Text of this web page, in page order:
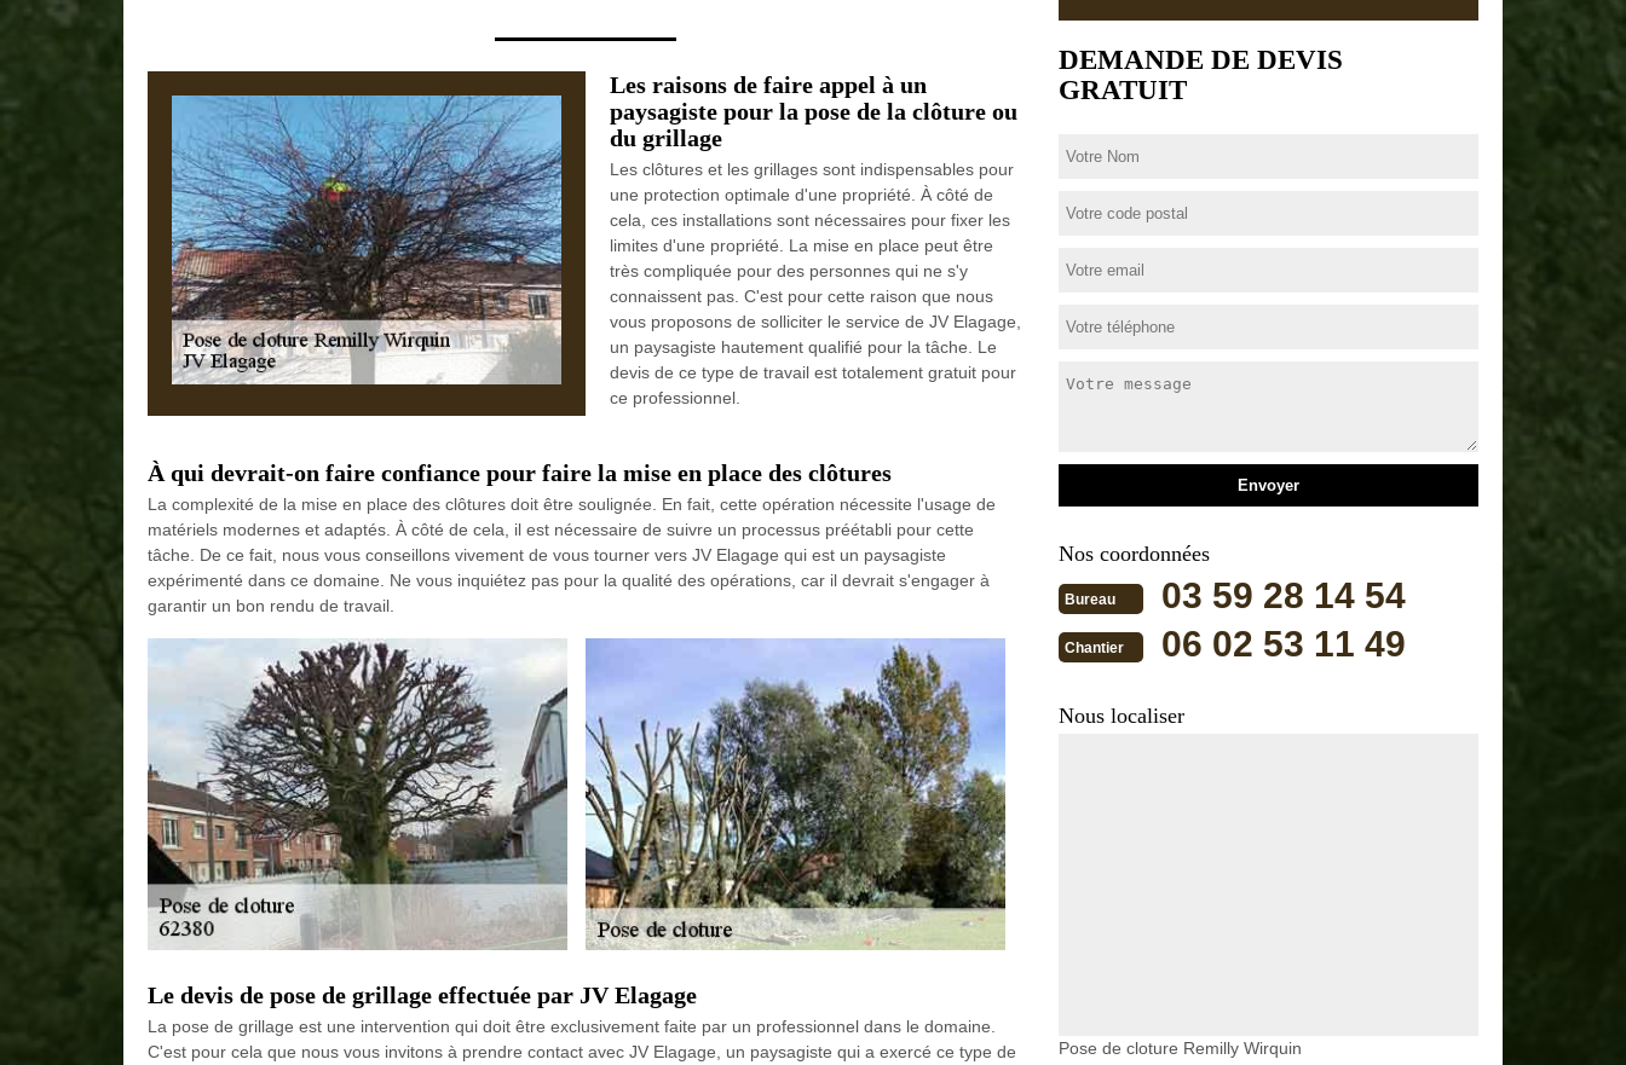
Les raisons de faire appel à un
paysagiste pour la pose de la clôture ou
du grillage
Les clôtures et les grillages sont indispensables pour
une protection optimale d'une propriété. À côté de
cela, ces installations sont nécessaires pour fixer les
limites d'une propriété. La mise en place peut être
très compliquée pour des personnes qui ne s'y
connaissent pas. C'est pour cette raison que nous
vous proposons de solliciter le service de JV Elagage,
un paysagiste hautement qualifié pour la tâche. Le
devis de ce type de travail est totalement gratuit pour
ce professionnel.
À qui devrait-on faire confiance pour faire la mise en place des clôtures
La complexité de la mise en place des clôtures doit être soulignée. En fait, cette opération nécessite l'usage de
matériels modernes et adaptés. À côté de cela, il est nécessaire de suivre un processus préétabli pour cette
tâche. De ce fait, nous vous conseillons vivement de vous tourner vers JV Elagage qui est un paysagiste
expérimenté dans ce domaine. Ne vous inquiétez pas pour la qualité des opérations, car il devrait s'engager à
garantir un bon rendu de travail.
Le devis de pose de grillage effectuée par JV Elagage
La pose de grillage est une intervention qui doit être exclusivement faite par un professionnel dans le domaine.
C'est pour cela que nous vous invitons à prendre contact avec JV Elagage, un paysagiste qui a exercé ce type de
DEMANDE DE DEVIS
GRATUIT
Nos coordonnées
Bureau 03 59 28 14 54
Chantier 06 02 53 11 49
Nous localiser
Pose de cloture Remilly Wirquin